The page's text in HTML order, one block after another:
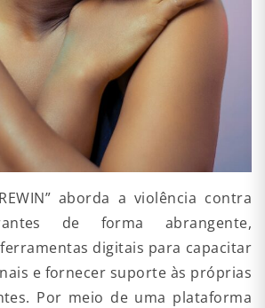
aborda a violência contra
de forma abrangente,
digitais para capacitar
e fornecer suporte às próprias
Por meio de uma plataforma